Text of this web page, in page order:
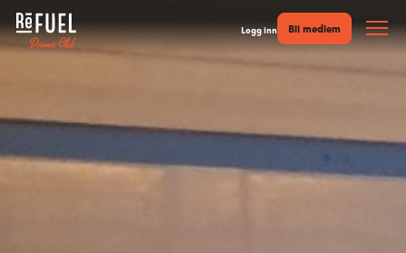
Logg inn Bli medlem